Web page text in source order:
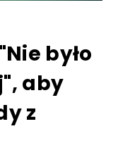
było
aby
z